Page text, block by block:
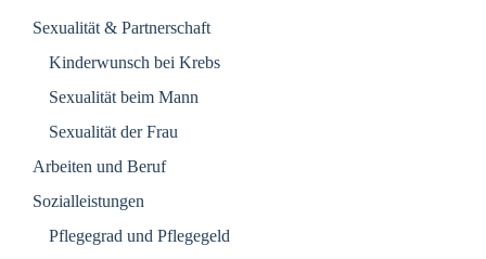
Sexualität & Partnerschaft
Kinderwunsch bei Krebs
Sexualität beim Mann
Sexualität der Frau
Arbeiten und Beruf
Sozialleistungen
Pflegegrad und Pflegegeld